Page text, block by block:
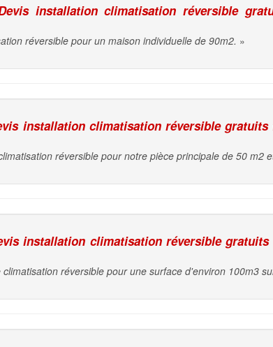
installation climatisation réversible
réversible pour un maison individuelle de 90m2. »
installation climatisation réversible gratuits
réversible pour notre pièce principale de 50 m2
installation climatisation réversible
réversible pour une surface d'environ 100m3